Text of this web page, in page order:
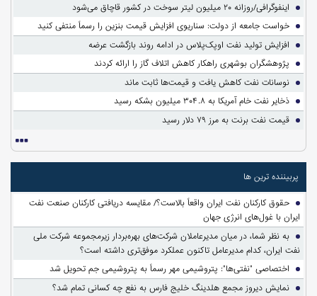
اینفوگرافی/روزانه ۲۰ میلیون لیتر سوخت در کشور قاچاق می‌شود
خواست جامعه از دولت: سناریوی افزایش قیمت بنزین را رسماً منتفی کنید
افزایش تولید نفت اوپک‌پلاس در ادامه روند بازگشت عرضه
پژوهشگران بوشهری راهکار کاهش اتلاف گاز را ارائه کردند
نوسانات نفت کاهش یافت و قیمت‌ها ثابت ماند
ذخایر نفت خام آمریکا به ۳۰۴.۸ میلیون بشکه رسید
قیمت نفت برنت به مرز ۷۹ دلار رسید
پربیننده ترین ها
حقوق کارکنان نفت ایران واقعاً بالاست؟/ مقایسه دریافتی کارکنان صنعت نفت
ایران با غول‌های انرژی جهان
به نظر شما، در میان مدیرعاملان شرکت‌های بهره‌بردار زیرمجموعه شرکت ملی
نفت ایران، کدام مدیرعامل تاکنون عملکرد موفق‌تری داشته است؟
اختصاصی "نفتی‌ها": پتروشیمی مهر رسماً به پتروشیمی جم تحویل شد
نمایش دیروز مجمع هلدینگ خلیج فارس به نفع چه کسانی تمام شد؟